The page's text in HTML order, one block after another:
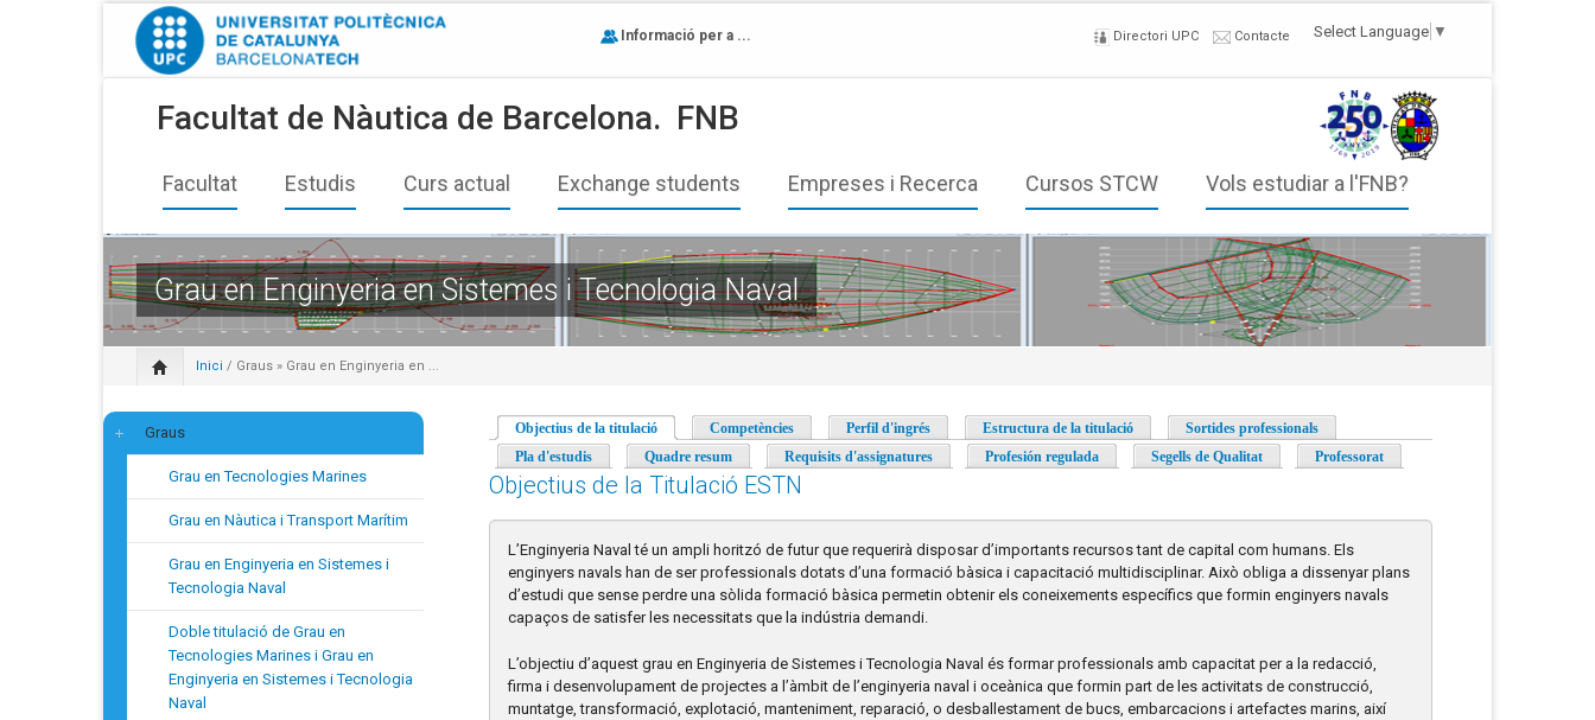
Select Language ▼
Directori UPC Contacte
Informació per a ...
Facultat de Nàutica de Barcelona. FNB
Facultat Estudis Curs actual Exchange students Empreses i Recerca Cursos STCW Vols estudiar a l'FNB?
Grau en Enginyeria en Sistemes i Tecnologia Naval
Inici / Graus » Grau en Enginyeria en ...
Graus
Grau en Tecnologies Marines
Grau en Nàutica i Transport Marítim
Grau en Enginyeria en Sistemes i
Tecnologia Naval
Doble titulació de Grau en
Tecnologies Marines i Grau en
Enginyeria en Sistemes i Tecnologia
Naval
Objectius de la titulació (pestanya activa)
Competències Perfil d'ingrés Estructura de la titulació
Sortides professionals
Pla d'estudis
Quadre resum Requisits d'assignatures Profesión regulada Segells de Qualitat Professorat
Objectius de la Titulació ESTN
L’Enginyeria Naval té un ampli horitzó de futur que requerirà disposar d’importants recursos tant de capital com humans. Els
enginyers navals han de ser professionals dotats d’una formació bàsica i capacitació multidisciplinar. Això obliga a dissenyar plans
d’estudi que sense perdre una sòlida formació bàsica permetin obtenir els coneixements específics que formin enginyers navals
capaços de satisfer les necessitats que la indústria demandi.
L’objectiu d’aquest grau en Enginyeria de Sistemes i Tecnologia Naval és formar professionals amb capacitat per a la redacció,
firma i desenvolupament de projectes a l’àmbit de l’enginyeria naval i oceànica que formin part de les activitats de construcció,
muntatge, transformació, explotació, manteniment, reparació, o desballestament de bucs, embarcacions i artefactes marins, així